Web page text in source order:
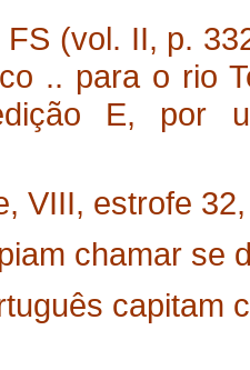
(vol. II, p.
.. para o rio
E, por
VIII, estrofe
chamar se
capitam